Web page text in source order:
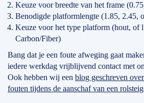
Keuze voor breedte van het frame
Benodigde platformlengte (1.85, 2.45,
Keuze voor het type platform (hout, of
Carbon/Fiber)
Bang dat je een foute afweging gaat
iedere werkdag vrijblijvend contact met
Ook hebben wij een blog geschreven
fouten tijdens de aanschaf van een